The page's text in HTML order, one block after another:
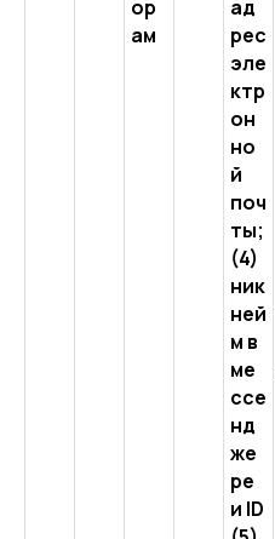
ор
ам
ад
рес
эле
ктр
он
но
й
поч
ты;
(4)
ник
ней
м в
ме
ссе
нд
же
ре
и ID